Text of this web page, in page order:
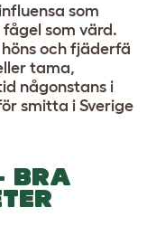
som
som värd.
och fjäderfä
tama,
någonstans i
smitta i Sverige
BRA